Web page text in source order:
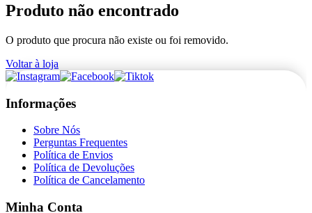
+de 36.000 reviews
Produto não encontrado
O produto que procura não existe ou foi removido.
Voltar à loja
Informações
Sobre Nós
Perguntas Frequentes
Política de Envios
Política de Devoluções
Política de Cancelamento
Minha Conta